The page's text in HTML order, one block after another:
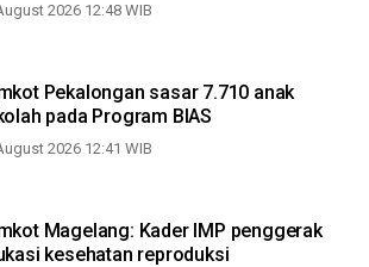
2026 12:48 WIB
Pekalongan sasar 7.710 anak
pada Program BIAS
2026 12:41 WIB
Magelang: Kader IMP penggerak
kesehatan reproduksi